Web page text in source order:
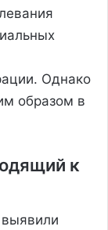
Однако
образом в
к